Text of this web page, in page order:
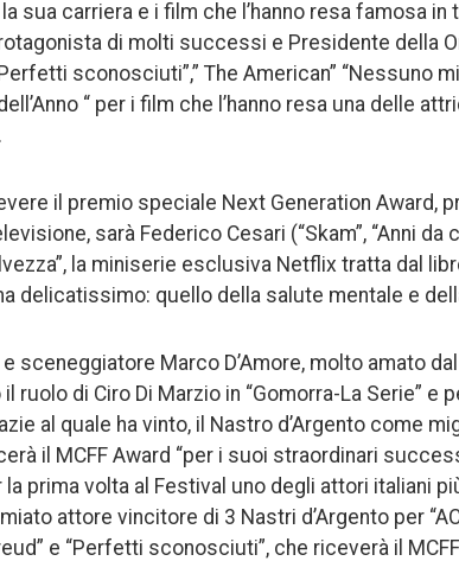
la sua carriera e i film che l’hanno resa famosa
di molti successi e Presidente della
sconosciuti”,” The American” “Nessuno
“ per i film che l’hanno resa una delle
il premio speciale Next Generation Award,
sarà Federico Cesari (“Skam”, “Anni da
la miniserie esclusiva Netflix tratta dal
delicatissimo: quello della salute mentale e
sceneggiatore Marco D’Amore, molto amato
ruolo di Ciro Di Marzio in “Gomorra-La Serie” e
al quale ha vinto, il Nastro d’Argento come
il MCFF Award “per i suoi straordinari
la prima volta al Festival uno degli attori italiani
attore vincitore di 3 Nastri d’Argento per
e “Perfetti sconosciuti”, che riceverà il